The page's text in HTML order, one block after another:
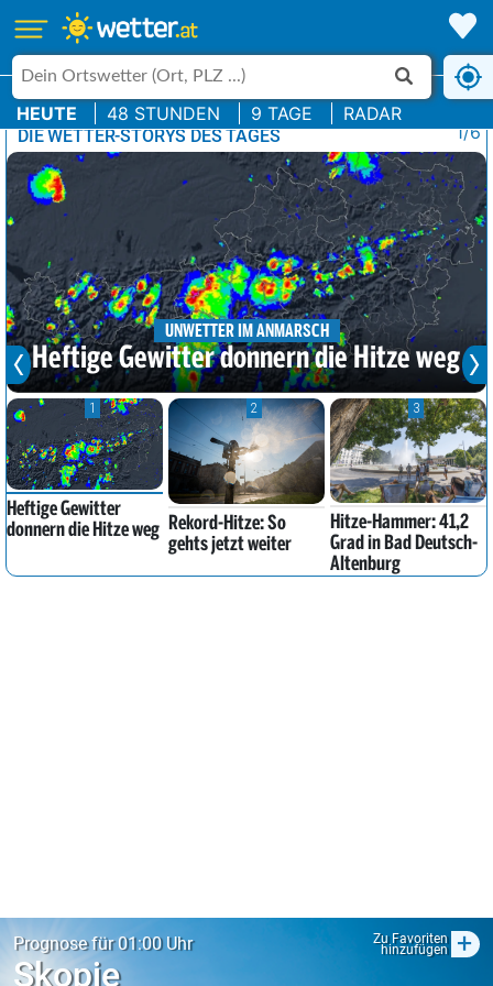
HEUTE 48 STUNDEN 9 TAGE RADAR
DIE WETTER-STORYS DES TAGES
UNWETTER IM ANMARSCH
Heftige Gewitter donnern die Hitze weg
1
Heftige Gewitter
donnern die Hitze weg
2
Rekord-Hitze: So
gehts jetzt weiter
3
Hitze-Hammer: 41,2
Grad in Bad Deutsch-
Altenburg
1/6
Prognose für 01:00 Uhr Zu Favoriten
hinzufügen +
Skopje